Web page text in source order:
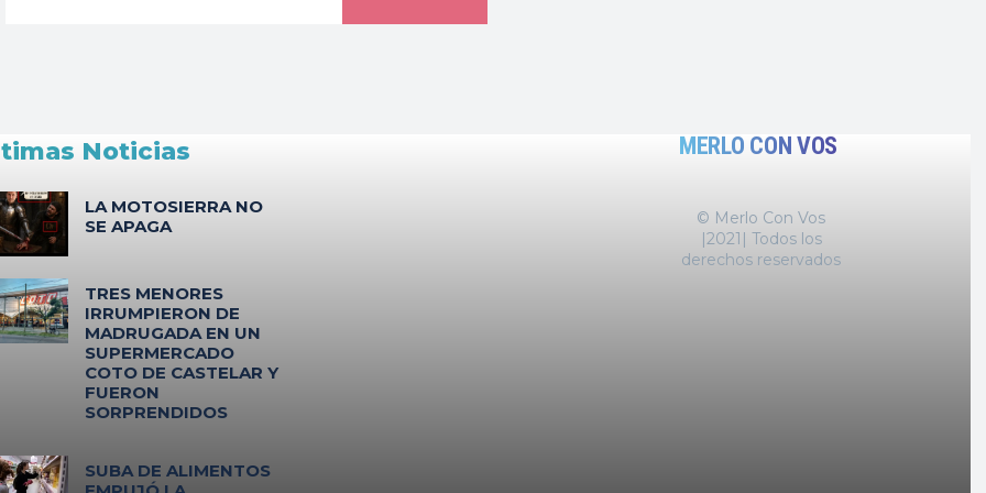
Noticias
LA MOTOSIERRA NO
SE APAGA
TRES MENORES
IRRUMPIERON DE
MADRUGADA EN UN
SUPERMERCADO
COTO DE CASTELAR Y
FUERON
SORPRENDIDOS
SUBA DE ALIMENTOS
MERLO CON VOS
© Merlo Con Vos
|2021| Todos los
derechos reservados